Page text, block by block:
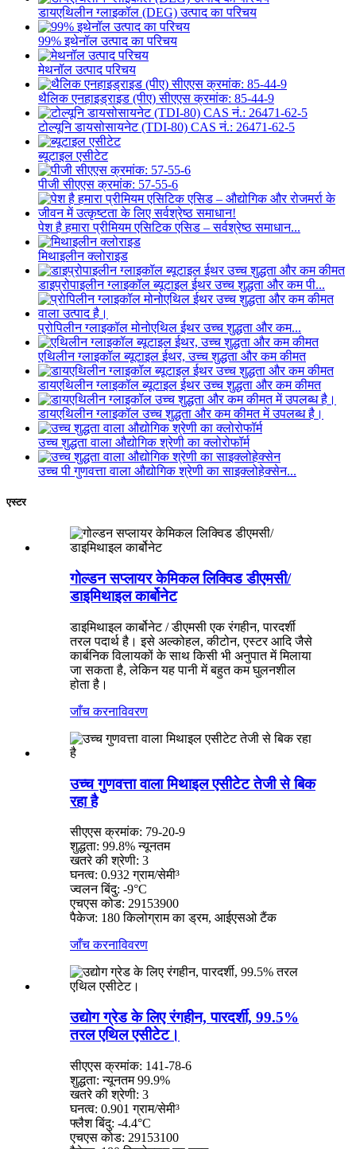
डायएथिलीन ग्लाइकॉल (DEG) उत्पाद का परिचय
99% इथेनॉल उत्पाद का परिचय
मेथनॉल उत्पाद परिचय
थैलिक एनहाइड्राइड (पीए) सीएएस क्रमांक: 85-44-9
टोल्यूनि डायसोसायनेट (TDI-80) CAS नं.: 26471-62-5
ब्यूटाइल एसीटेट
पीजी सीएएस क्रमांक: 57-55-6
पेश है हमारा प्रीमियम एसिटिक एसिड – सर्वश्रेष्ठ समाधान...
मिथाइलीन क्लोराइड
डाइप्रोपाइलीन ग्लाइकॉल ब्यूटाइल ईथर उच्च शुद्धता और कम पी...
प्रोपिलीन ग्लाइकॉल मोनोएथिल ईथर उच्च शुद्धता और कम...
एथिलीन ग्लाइकॉल ब्यूटाइल ईथर, उच्च शुद्धता और कम कीमत
डायएथिलीन ग्लाइकॉल ब्यूटाइल ईथर उच्च शुद्धता और कम कीमत
डायएथिलीन ग्लाइकॉल उच्च शुद्धता और कम कीमत में उपलब्ध है।
उच्च शुद्धता वाला औद्योगिक श्रेणी का क्लोरोफॉर्म
उच्च पी गुणवत्ता वाला औद्योगिक श्रेणी का साइक्लोहेक्सेन...
एस्टर
गोल्डन सप्लायर केमिकल लिक्विड डीएमसी/
डाइमिथाइल कार्बोनेट
डाइमिथाइल कार्बोनेट / डीएमसी एक रंगहीन, पारदर्शी
तरल पदार्थ है। इसे अल्कोहल, कीटोन, एस्टर आदि जैसे
कार्बनिक विलायकों के साथ किसी भी अनुपात में मिलाया
जा सकता है, लेकिन यह पानी में बहुत कम घुलनशील
होता है।
जाँच करनाविवरण
उच्च गुणवत्ता वाला मिथाइल एसीटेट तेजी से बिक
रहा है
सीएएस क्रमांक: 79-20-9
शुद्धता: 99.8% न्यूनतम
खतरे की श्रेणी: 3
घनत्व: 0.932 ग्राम/सेमी³
ज्वलन बिंदु: -9°C
एचएस कोड: 29153900
पैकेज: 180 किलोग्राम का ड्रम, आईएसओ टैंक
जाँच करनाविवरण
उद्योग ग्रेड के लिए रंगहीन, पारदर्शी, 99.5%
तरल एथिल एसीटेट।
सीएएस क्रमांक: 141-78-6
शुद्धता: न्यूनतम 99.9%
खतरे की श्रेणी: 3
घनत्व: 0.901 ग्राम/सेमी³
फ्लैश बिंदु: -4.4°C
एचएस कोड: 29153100